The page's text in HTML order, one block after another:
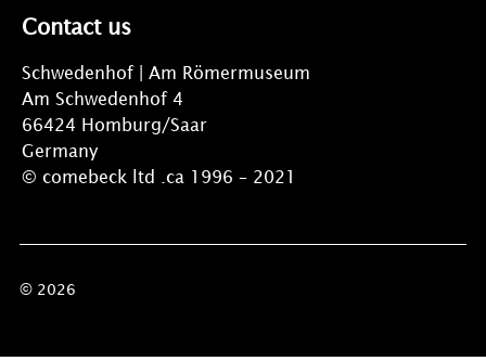
Contact us
Schwedenhof | Am Römermuseum
Am Schwedenhof 4
66424 Homburg/Saar
Germany
© comebeck ltd .ca 1996 – 2021
© 2026